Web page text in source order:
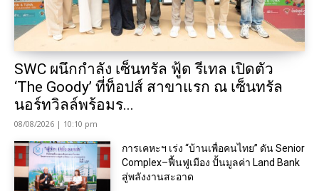
SWC ผนึกกำลัง เซ็นทรัล ฟู้ด รีเทล เปิดตัว
‘The Goody’ ที่ท็อปส์ สาขาแรก ณ เซ็นทรัล
นอร์ทวิลล์พร้อมร...
08/08/2026 | 10:10 pm
การเคหะฯ เร่ง “บ้านเพื่อคนไทย” ดัน Senior
Complex–ฟื้นฟูเมือง ปั้นมูลค่า Land Bank
สู่พลังงานสะอาด